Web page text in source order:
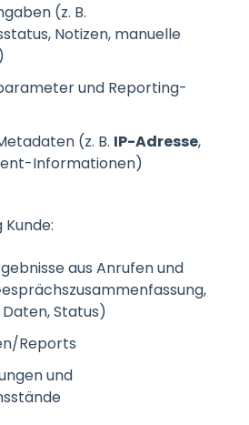
(z. B.
Notizen, manuelle
und Reporting-
(z. B. IP-Adresse,
Informationen)
Kunde:
aus Anrufen und
Status)
Reports
und